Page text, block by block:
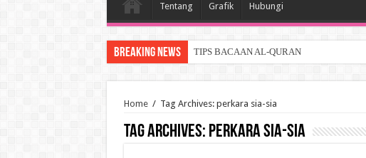
Tentang Grafik Hubungi
Breaking News TIPS BACAAN AL-QURAN
Home / Tag Archives: perkara sia-sia
Tag Archives: perkara sia-sia